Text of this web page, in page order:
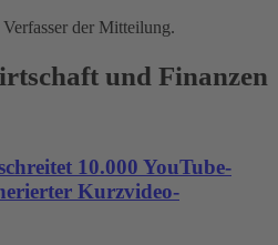
der Mitteilung.
und Finanzen
10.000 YouTube-
Kurzvideo-